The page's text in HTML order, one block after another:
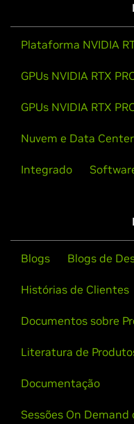
Plataforma NVIDIA
GPUs NVIDIA RTX
GPUs NVIDIA RTX
Nuvem e Data Center
Integrado
Blogs Blogs de
Histórias de Clientes
Documentos sobre
Literatura de
Documentação
Sessões On Demand